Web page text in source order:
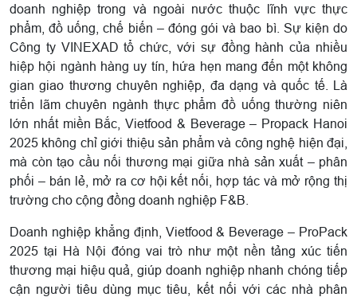
doanh nghiệp trong và ngoài nước thuộc lĩnh vực thực
phẩm, đồ uống, chế biến – đóng gói và bao bì. Sự kiện do
Công ty VINEXAD tổ chức, với sự đồng hành của nhiều
hiệp hội ngành hàng uy tín, hứa hẹn mang đến một không
gian giao thương chuyên nghiệp, đa dạng và quốc tế. Là
triển lãm chuyên ngành thực phẩm đồ uống thường niên
lớn nhất miền Bắc, Vietfood & Beverage – Propack Hanoi
2025 không chỉ giới thiệu sản phẩm và công nghệ hiện đại,
mà còn tạo cầu nối thương mại giữa nhà sản xuất – phân
phối – bán lẻ, mở ra cơ hội kết nối, hợp tác và mở rộng thị
trường cho cộng đồng doanh nghiệp F&B.
Doanh nghiệp khẳng định, Vietfood & Beverage – ProPack
2025 tại Hà Nội đóng vai trò như một nền tảng xúc tiến
thương mại hiệu quả, giúp doanh nghiệp nhanh chóng tiếp
cận người tiêu dùng mục tiêu, kết nối với các nhà phân